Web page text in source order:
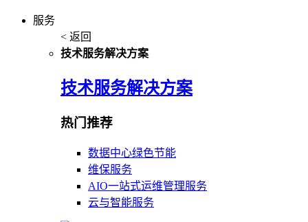
服务
< 返回
技术服务解决方案
技术服务解决方案
热门推荐
数据中心绿色节能
维保服务
AIO一站式运维管理服务
云与智能服务